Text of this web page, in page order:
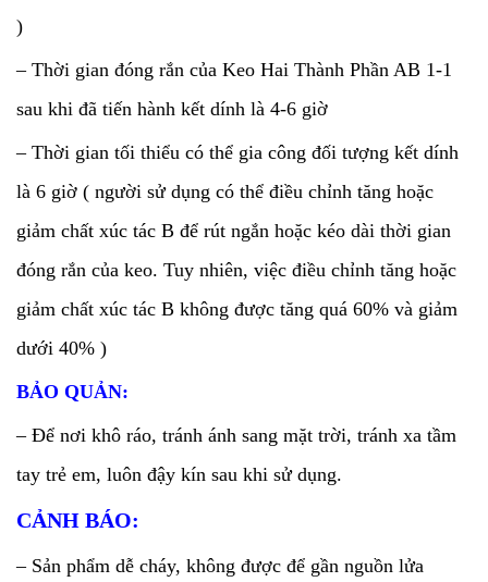
)
– Thời gian đóng rắn của Keo Hai Thành Phần AB 1-1
sau khi đã tiến hành kết dính là 4-6 giờ
– Thời gian tối thiểu có thể gia công đối tượng kết dính
là 6 giờ ( người sử dụng có thể điều chỉnh tăng hoặc
giảm chất xúc tác B để rút ngắn hoặc kéo dài thời gian
đóng rắn của keo. Tuy nhiên, việc điều chỉnh tăng hoặc
giảm chất xúc tác B không được tăng quá 60% và giảm
dưới 40% )
BẢO QUẢN:
– Để nơi khô ráo, tránh ánh sang mặt trời, tránh xa tầm
tay trẻ em, luôn đậy kín sau khi sử dụng.
CẢNH BÁO:
– Sản phẩm dễ cháy, không được để gần nguồn lửa